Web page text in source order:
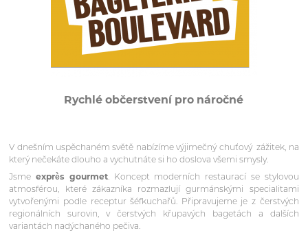
Rychlé občerstvení pro náročné
V dnešním uspěchaném světě nabízíme výjimečný chuťový zážitek, na
který nečekáte dlouho a vychutnáte si ho doslova všemi smysly.
Jsmeexprès gourmet. Koncept moderních restaurací se stylovou
atmosférou, které zákazníka rozmazlují gurmánskými specialitami
vytvořenými podle receptur šéfkuchařů. Připravujeme je z čerstvých
regionálních surovin, v čerstvých křupavých bagetách a dalších
variantách nadýchaného pečiva.